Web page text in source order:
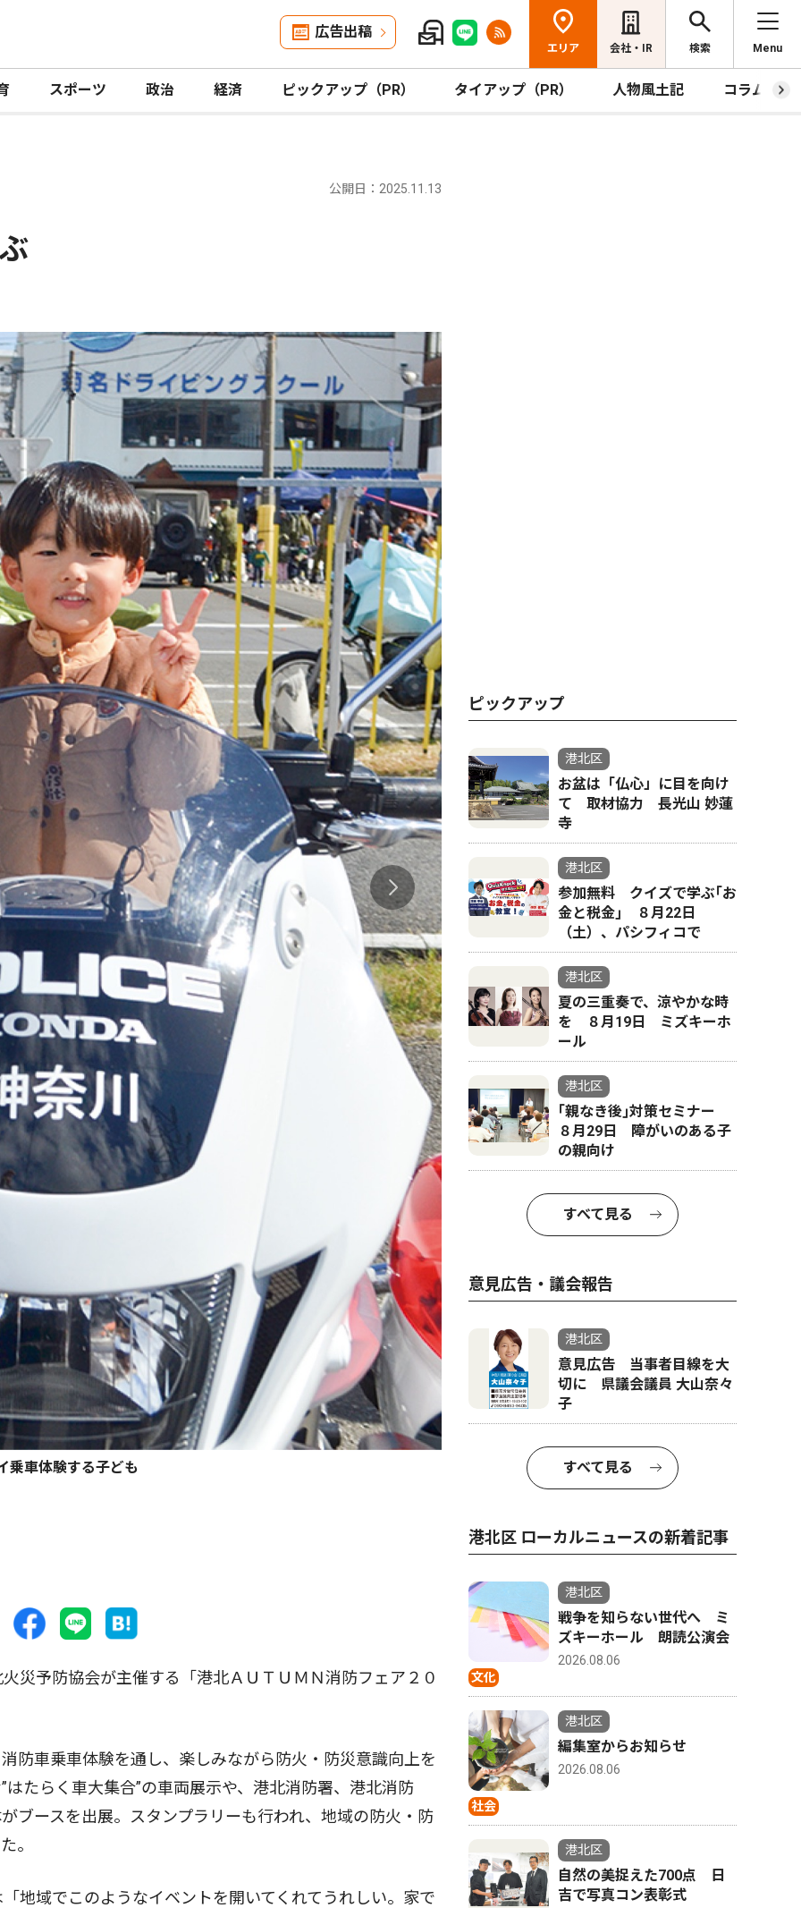
広告出稿
エリア 会社・IR 検索 Menu
スポーツ 政治 経済 ピックアップ（PR） タイアップ（PR） 人物風土記 コラム
公開日：2025.11.13
乗車体験する子ども
予防協会が主催する「港北ＡＵＴＵＭＮ消防フェア２０
車乗車体験を通し、楽しみながら防火・防災意識向上を
たらく車大集合”の車両展示や、港北消防署、港北消防
ブースを出展。スタンプラリーも行われ、地域の防火・防
。
域でこのようなイベントを開いてくれてうれしい。家で
ピックアップ
港北区
お盆は「仏心」に目を向け
て 取材協力 長光山 妙蓮
寺
港北区
参加無料 クイズで学ぶ｢お
金と税金｣ ８月22日
（土）、パシフィコで
港北区
夏の三重奏で、涼やかな時
を ８月19日 ミズキーホ
ール
港北区
｢親なき後｣対策セミナー
８月29日 障がいのある子
の親向け
すべて見る
意見広告・議会報告
港北区
意見広告 当事者目線を大
切に 県議会議員 大山奈々
子
すべて見る
港北区 ローカルニュースの新着記事
文化
港北区
戦争を知らない世代へ ミ
ズキーホール 朗読公演会
2026.08.06
社会
港北区
編集室からお知らせ
2026.08.06
港北区
自然の美捉えた700点 日
吉で写真コン表彰式